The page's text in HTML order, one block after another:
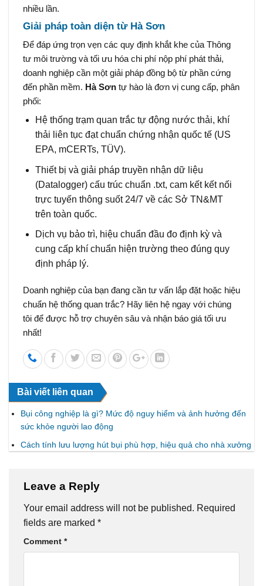
nhiều lần.
Giải pháp toàn diện từ Hà Sơn
Để đáp ứng trọn vẹn các quy định khắt khe của Thông
tư môi trường và tối ưu hóa chi phí nộp phí phát thải,
doanh nghiệp cần một giải pháp đồng bộ từ phần cứng
đến phần mềm. Hà Sơn tự hào là đơn vị cung cấp, phân
phối:
Hệ thống trạm quan trắc tự động nước thải, khí
thải liên tục đạt chuẩn chứng nhận quốc tế (US
EPA, mCERTs, TÜV).
Thiết bị và giải pháp truyền nhận dữ liệu
(Datalogger) cấu trúc chuẩn .txt, cam kết kết nối
trực tuyến thông suốt 24/7 về các Sở TN&MT
trên toàn quốc.
Dịch vụ bảo trì, hiệu chuẩn đầu đo định kỳ và
cung cấp khí chuẩn hiện trường theo đúng quy
định pháp lý.
Doanh nghiệp của bạn đang cần tư vấn lắp đặt hoặc hiệu
chuẩn hệ thống quan trắc? Hãy liên hệ ngay với chúng
tôi để được hỗ trợ chuyên sâu và nhận báo giá tối ưu
nhất!
Bài viết liên quan
Bụi công nghiệp là gì? Mức độ nguy hiểm và ảnh hưởng đến
sức khỏe người lao động
Cách tính lưu lượng hút bụi phù hợp, hiệu quả cho nhà xưởng
Leave a Reply
Your email address will not be published. Required
fields are marked *
Comment *